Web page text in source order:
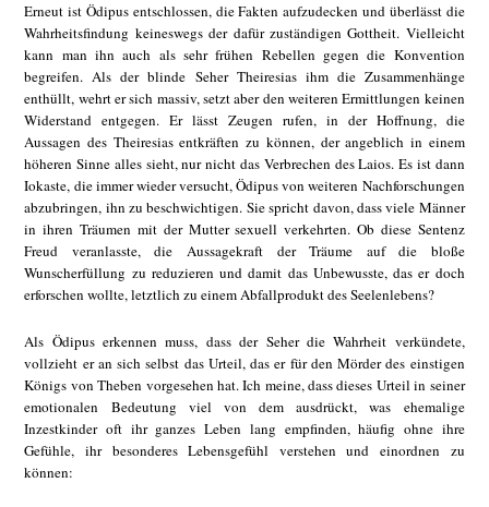
Erneut ist Ödipus entschlossen, die Fakten aufzudecken und überlässt die
Wahrheitsfindung keineswegs der dafür zuständigen Gottheit. Vielleicht
kann man ihn auch als sehr frühen Rebellen gegen die Konvention
begreifen. Als der blinde Seher Theiresias ihm die Zusammenhänge
enthüllt, wehrt er sich massiv, setzt aber den weiteren Ermittlungen keinen
Widerstand entgegen. Er lässt Zeugen rufen, in der Hoffnung, die
Aussagen des Theiresias entkräften zu können, der angeblich in einem
höheren Sinne alles sieht, nur nicht das Verbrechen des Laios. Es ist dann
Iokaste, die immer wieder versucht, Ödipus von weiteren Nachforschungen
abzubringen, ihn zu beschwichtigen. Sie spricht davon, dass viele Männer
in ihren Träumen mit der Mutter sexuell verkehrten. Ob diese Sentenz
Freud veranlasste, die Aussagekraft der Träume auf die bloße
Wunscherfüllung zu reduzieren und damit das Unbewusste, das er doch
erforschen wollte, letztlich zu einem Abfallprodukt des Seelenlebens?
Als Ödipus erkennen muss, dass der Seher die Wahrheit verkündete,
vollzieht er an sich selbst das Urteil, das er für den Mörder des einstigen
Königs von Theben vorgesehen hat. Ich meine, dass dieses Urteil in seiner
emotionalen Bedeutung viel von dem ausdrückt, was ehemalige
Inzestkinder oft ihr ganzes Leben lang empfinden, häufig ohne ihre
Gefühle, ihr besonderes Lebensgefühl verstehen und einordnen zu
können: